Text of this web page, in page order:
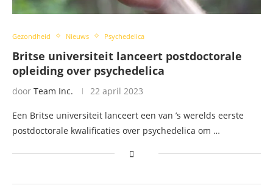
Gezondheid Nieuws Psychedelica
Britse universiteit lanceert postdoctorale
opleiding over psychedelica
door Team Inc. 22 april 2023
Een Britse universiteit lanceert een van ’s werelds eerste
postdoctorale kwalificaties over psychedelica om …